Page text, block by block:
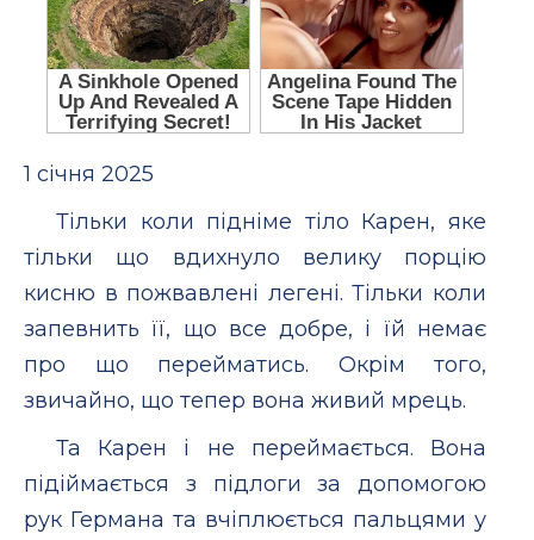
1 січня 2025
Тільки коли підніме тіло Карен, яке
тільки що вдихнуло велику порцію
кисню в пожвавлені легені. Тільки коли
запевнить її, що все добре, і їй немає
про що перейматись. Окрім того,
звичайно, що тепер вона живий мрець.
Та Карен і не переймається. Вона
підіймається з підлоги за допомогою
рук Германа та вчіплюється пальцями у